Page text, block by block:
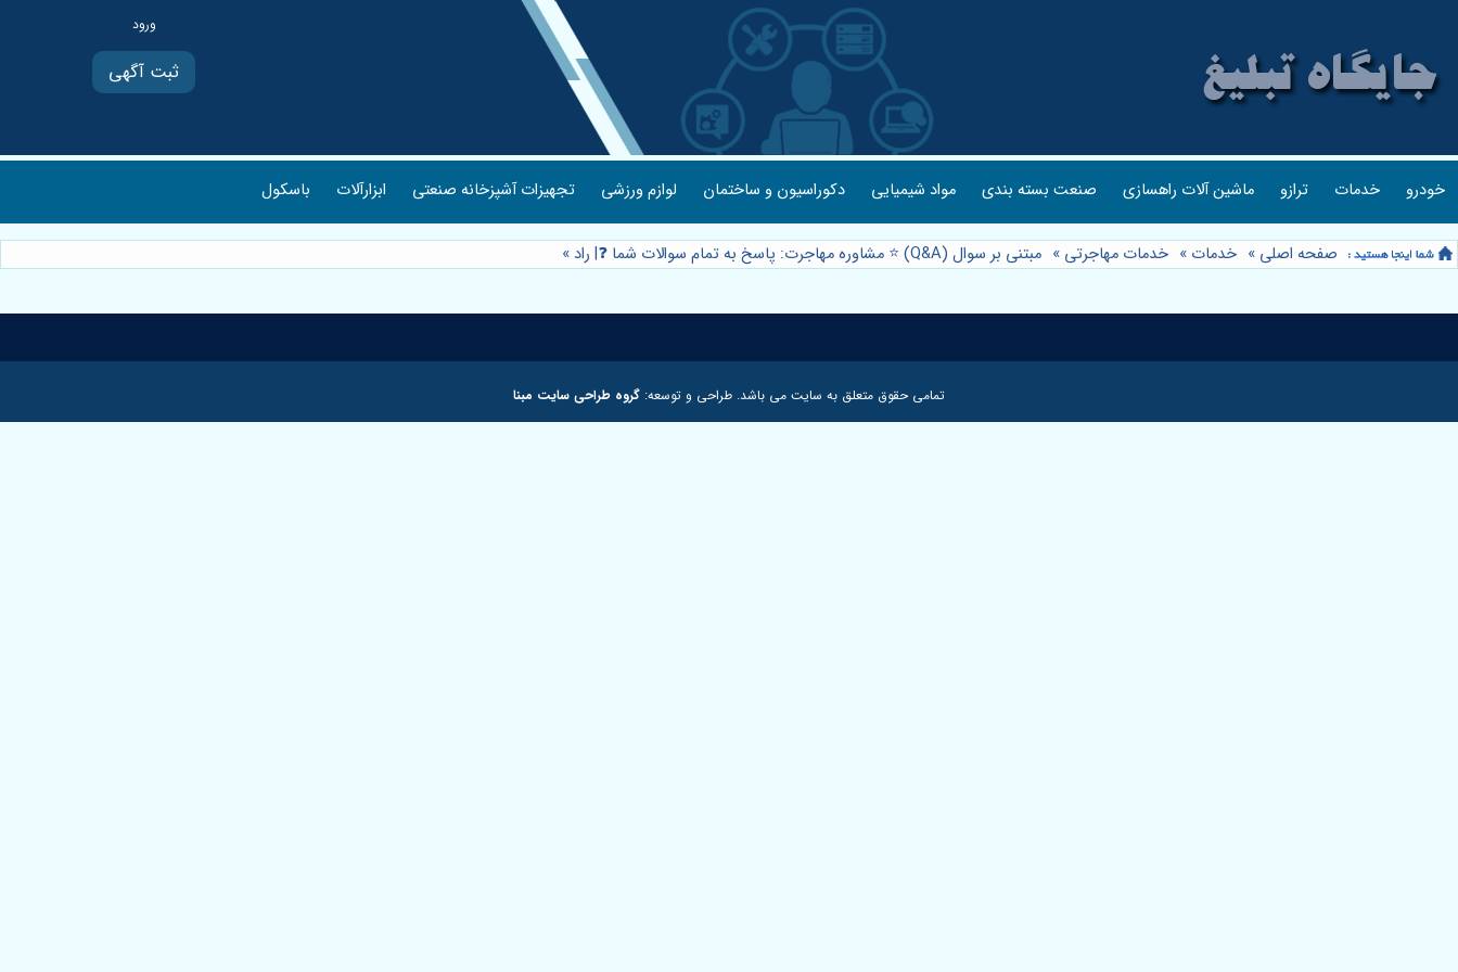
ثبت آگهی
خودرو خدمات ترازو ماشین آلات راهسازی صنعت بسته بندی مواد شیمیایی دکوراسیون و ساختمان لوازم ورزشی تجهیزات آشپزخانه صنعتی ابزارآلات باسکول
صفحه اصلی » خدمات » خدمات مهاجرتی » مبتنی بر سوال (Q&A) ⭐️ مشاوره مهاجرت: پاسخ به تمام سوالات شما ❓| راد »
تمامی حقوق متعلق به سایت می باشد. طراحی و توسعه: گروه طراحی سایت مبنا